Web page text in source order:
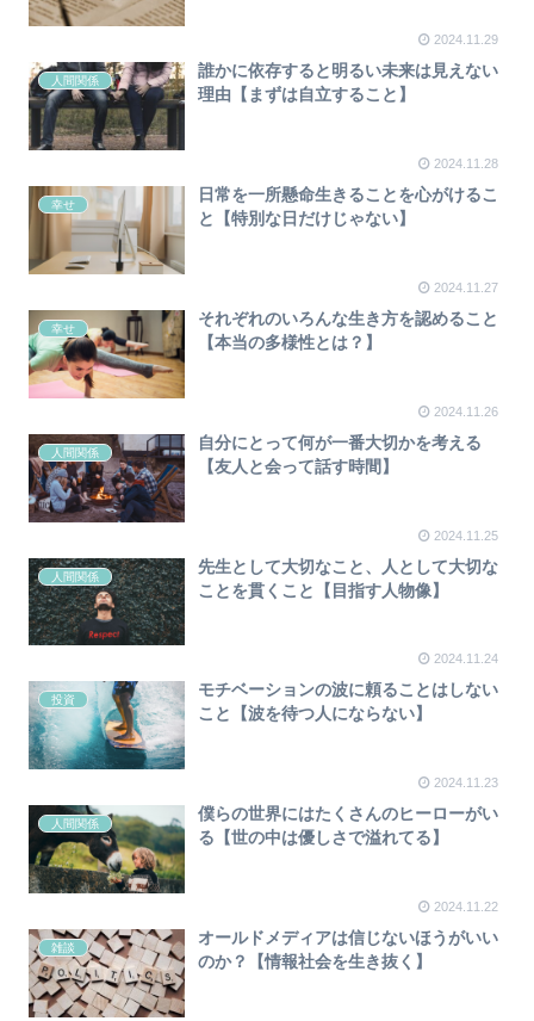
2024.11.29
人間関係
誰かに依存すると明るい未来は見えない
理由【まずは自立すること】
2024.11.28
幸せ
日常を一所懸命生きることを心がけるこ
と【特別な日だけじゃない】
2024.11.27
幸せ
それぞれのいろんな生き方を認めること
【本当の多様性とは？】
2024.11.26
人間関係
自分にとって何が一番大切かを考える
【友人と会って話す時間】
2024.11.25
人間関係
先生として大切なこと、人として大切な
ことを貫くこと【目指す人物像】
2024.11.24
投資
モチベーションの波に頼ることはしない
こと【波を待つ人にならない】
2024.11.23
人間関係
僕らの世界にはたくさんのヒーローがい
る【世の中は優しさで溢れてる】
2024.11.22
雑談
オールドメディアは信じないほうがいい
のか？【情報社会を生き抜く】